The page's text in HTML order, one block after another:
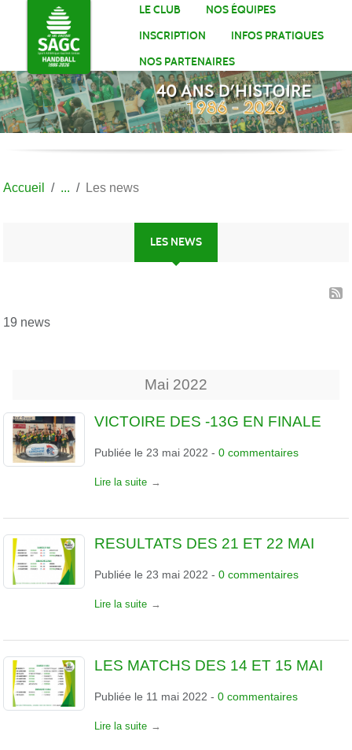
LE CLUB
NOS ÉQUIPES
INSCRIPTION
INFOS PRATIQUES
NOS PARTENAIRES
Accueil Les news
LES NEWS
19 news
Mai 2022
VICTOIRE DES -13G EN FINALE
Publiée le 23 mai 2022 - 0 commentaires
Lire la suite
RESULTATS DES 21 ET 22 MAI
Publiée le 23 mai 2022 - 0 commentaires
Lire la suite
LES MATCHS DES 14 ET 15 MAI
Publiée le 11 mai 2022 - 0 commentaires
Lire la suite
Panneau de gestion des cookies